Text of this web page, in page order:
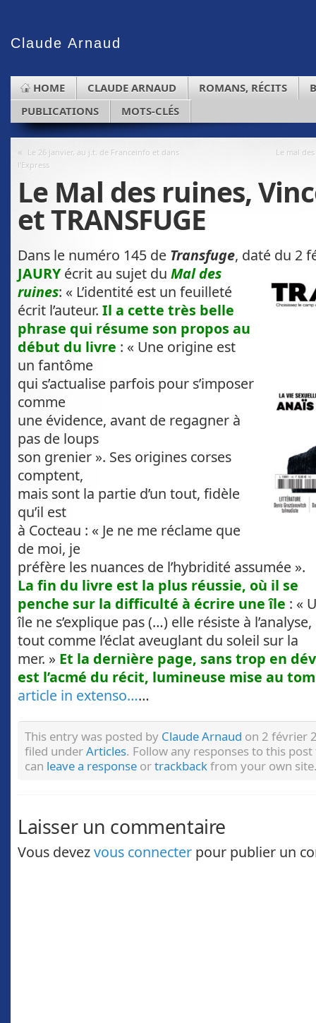
Claude Arnaud
HOME CLAUDE ARNAUD ROMANS, RÉCITS
PUBLICATIONS
MOTS-CLÉS
« Le 26 janvier, au j.t. de Franceinfo et dans
l’Express
Le mal
Le Mal des ruines,
et TRANSFUGE
Dans le numéro 145 de Transfuge, daté du 2
JAURY écrit au sujet du Mal des
ruines: « L’identité est un feuilleté
écrit l’auteur. Il a cette très belle
phrase qui résume son propos au
début du livre : « Une origine est
un fantôme
qui s’actualise parfois pour s’imposer
comme
une évidence, avant de regagner à
pas de loups
son grenier ». Ses origines corses
comptent,
mais sont la partie d’un tout, fidèle
qu’il est
à Cocteau : « Je ne me réclame que
de moi, je
préfère les nuances de l’hybridité assumée ».
La fin du livre est la plus réussie, où il se
penche sur la difficulté à écrire une île : «
île ne s’explique pas (…) elle résiste à l’analyse,
tout comme l’éclat aveuglant du soleil sur la
mer. » Et la dernière page, sans trop en
est l’acmé du récit, lumineuse mise au
article in extenso……
This entry was posted by Claude Arnaud on 2 février
filed underArticles. Follow any responses to this
can leave a response ortrackbackfrom your own
Laisser un commentaire
Vous devezvous connecter pour publier un